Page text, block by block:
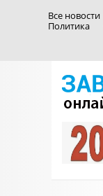
Все новости
Политика